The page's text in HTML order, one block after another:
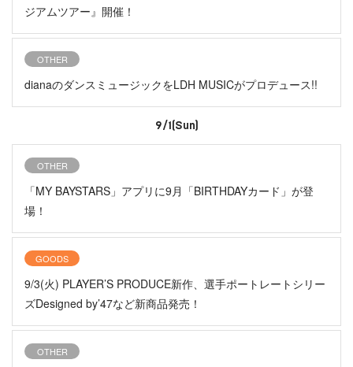
ジアムツアー』開催！
OTHER
dianaのダンスミュージックをLDH MUSICがプロデュース!!
9/1(Sun)
OTHER
「MY BAYSTARS」アプリに9月「BIRTHDAYカード」が登
場！
GOODS
9/3(火) PLAYER’S PRODUCE新作、選手ポートレートシリー
ズDesigned by’47など新商品発売！
OTHER